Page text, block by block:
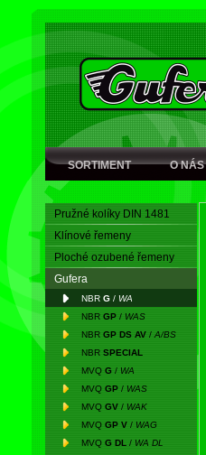
SORTIMENT O NÁS
Pružné kolíky DIN 1481
Klínové řemeny
Ploché ozubené řemeny
Gufera
NBR G / WA
NBR GP / WAS
NBR GP DS AV / A/BS
NBR SPECIAL
MVQ G / WA
MVQ GP / WAS
MVQ GV / WAK
MVQ GP V / WAG
MVQ G DL / WA DL